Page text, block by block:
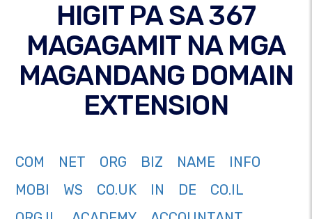
HIGIT PA SA 367
MAGAGAMIT NA MGA
MAGANDANG DOMAIN
EXTENSION
COM NET ORG BIZ NAME
INFO
MOBI
WS CO.UK IN DE
CO.IL